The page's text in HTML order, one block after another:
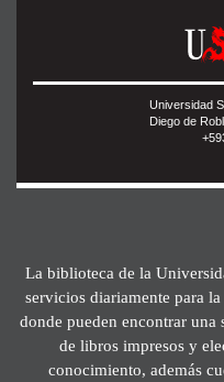
Universidad
Diego de
La biblioteca de la
servicios diariamente para
donde pueden encontrar
de libros impresos y
conocimiento, además